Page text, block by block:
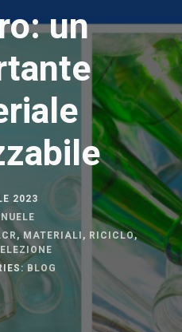
un
2023
,MATERIALI, RICICLO,
BLOG